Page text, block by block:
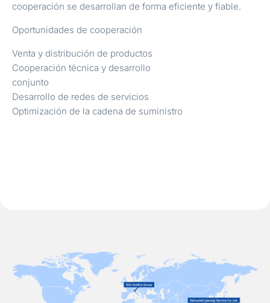
cooperación se desarrollan de forma eficiente y fiable.
Oportunidades de cooperación
Venta y distribución de productos
Cooperación técnica y desarrollo
conjunto
Desarrollo de redes de servicios
Optimización de la cadena de suministro